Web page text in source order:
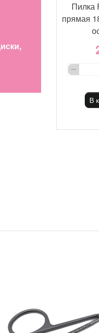
Пилка
прямая
В